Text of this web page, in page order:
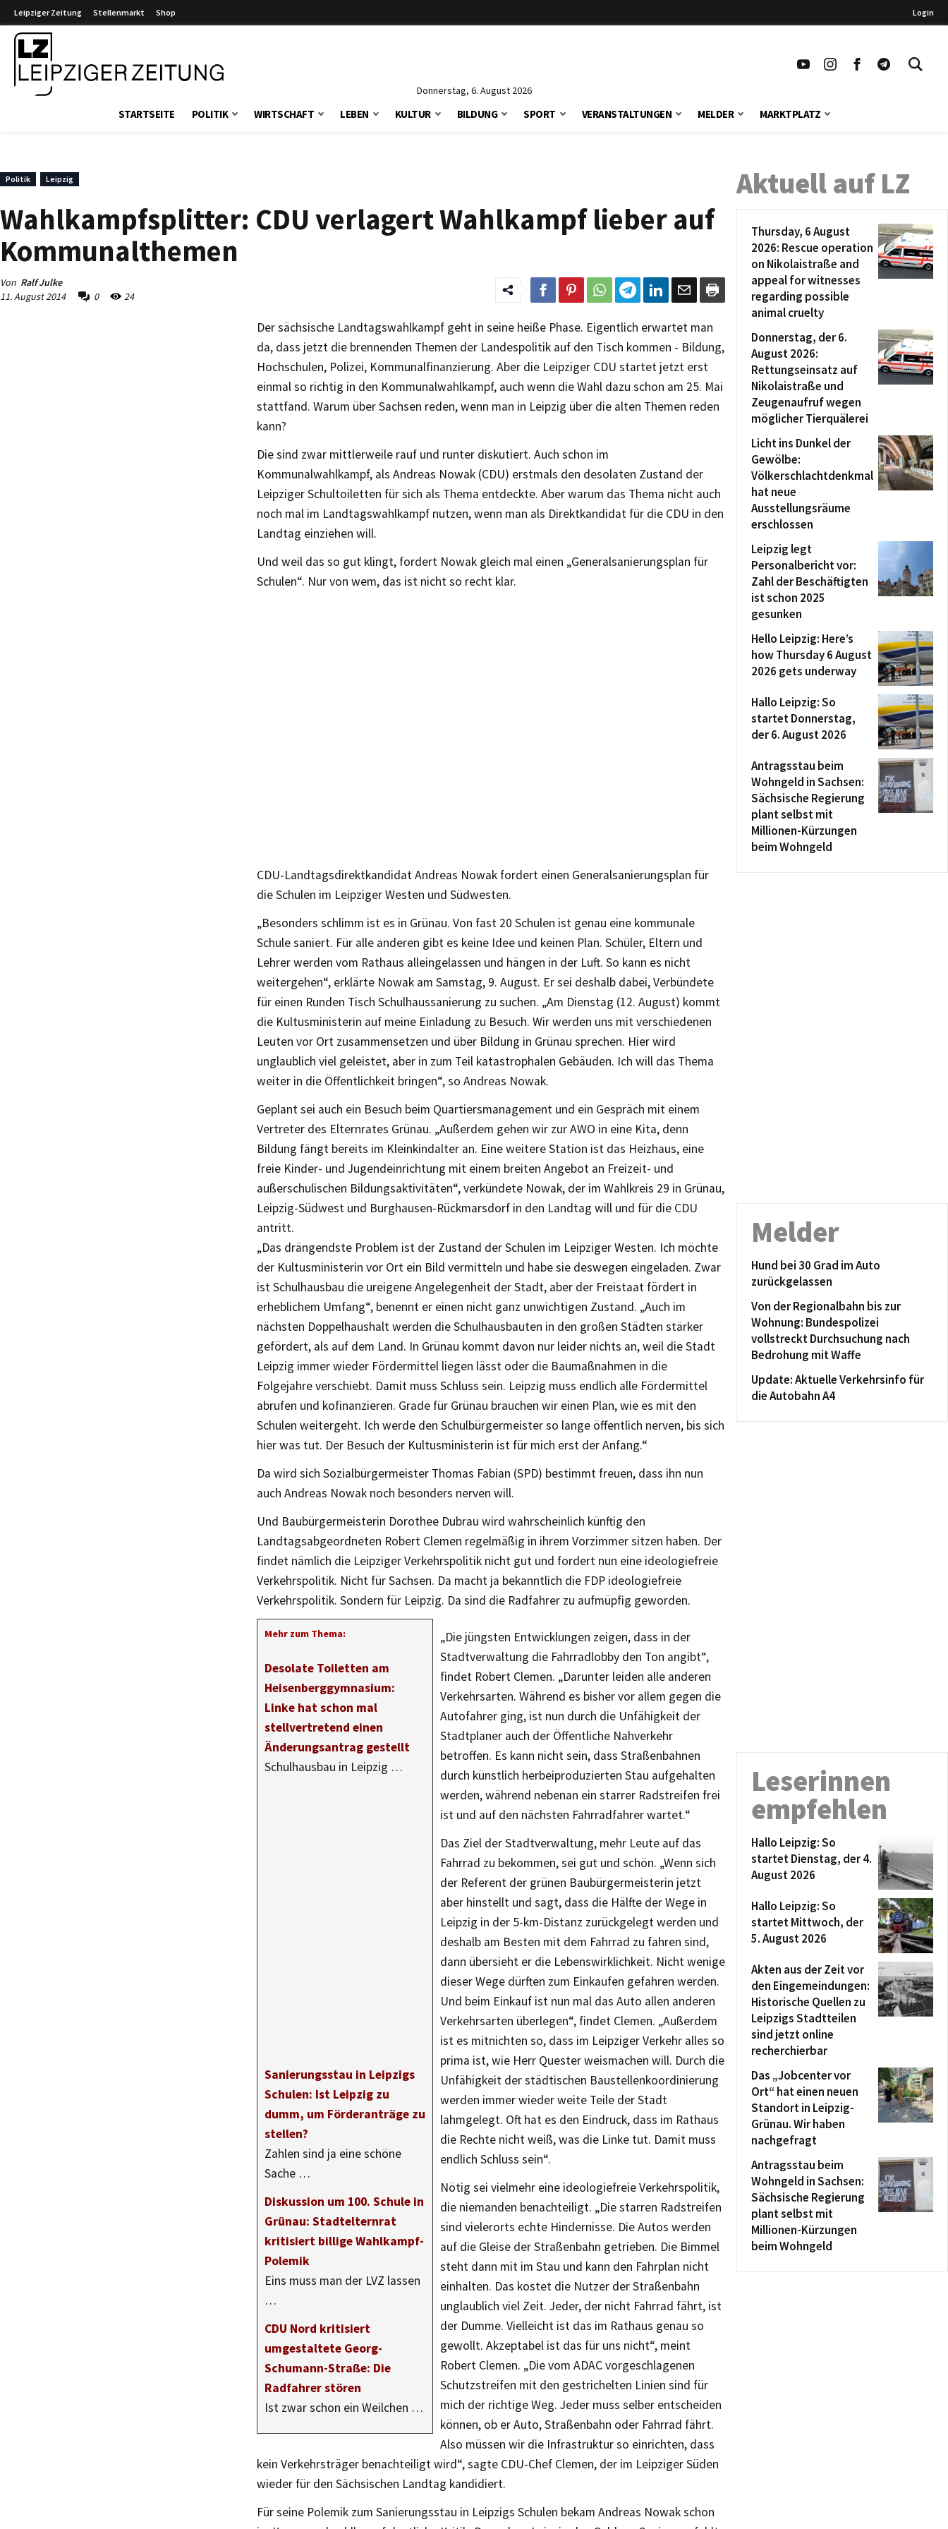
Leipziger Zeitung Stellenmarkt Shop Login
Donnerstag, 6. August 2026
STARTSEITE POLITIK WIRTSCHAFT LEBEN KULTUR BILDUNG SPORT VERANSTALTUNGEN MELDER MARKTPLATZ
Politik Leipzig
Wahlkampfsplitter: CDU verlagert Wahlkampf lieber auf
Kommunalthemen
Von Ralf Julke
11. August 2014
0 24
Der sächsische Landtagswahlkampf geht in seine heiße Phase. Eigentlich erwartet man
da, dass jetzt die brennenden Themen der Landespolitik auf den Tisch kommen - Bildung,
Hochschulen, Polizei, Kommunalfinanzierung. Aber die Leipziger CDU startet jetzt erst
einmal so richtig in den Kommunalwahlkampf, auch wenn die Wahl dazu schon am 25. Mai
stattfand. Warum über Sachsen reden, wenn man in Leipzig über die alten Themen reden
kann?
Die sind zwar mittlerweile rauf und runter diskutiert. Auch schon im
Kommunalwahlkampf, als Andreas Nowak (CDU) erstmals den desolaten Zustand der
Leipziger Schultoiletten für sich als Thema entdeckte. Aber warum das Thema nicht auch
noch mal im Landtagswahlkampf nutzen, wenn man als Direktkandidat für die CDU in den
Landtag einziehen will.
Und weil das so gut klingt, fordert Nowak gleich mal einen „Generalsanierungsplan für
Schulen“. Nur von wem, das ist nicht so recht klar.
CDU-Landtagsdirektkandidat Andreas Nowak fordert einen Generalsanierungsplan für
die Schulen im Leipziger Westen und Südwesten.
„Besonders schlimm ist es in Grünau. Von fast 20 Schulen ist genau eine kommunale
Schule saniert. Für alle anderen gibt es keine Idee und keinen Plan. Schüler, Eltern und
Lehrer werden vom Rathaus alleingelassen und hängen in der Luft. So kann es nicht
weitergehen“, erklärte Nowak am Samstag, 9. August. Er sei deshalb dabei, Verbündete
für einen Runden Tisch Schulhaussanierung zu suchen. „Am Dienstag (12. August) kommt
die Kultusministerin auf meine Einladung zu Besuch. Wir werden uns mit verschiedenen
Leuten vor Ort zusammensetzen und über Bildung in Grünau sprechen. Hier wird
unglaublich viel geleistet, aber in zum Teil katastrophalen Gebäuden. Ich will das Thema
weiter in die Öffentlichkeit bringen“, so Andreas Nowak.
Geplant sei auch ein Besuch beim Quartiersmanagement und ein Gespräch mit einem
Vertreter des Elternrates Grünau. „Außerdem gehen wir zur AWO in eine Kita, denn
Bildung fängt bereits im Kleinkindalter an. Eine weitere Station ist das Heizhaus, eine
freie Kinder- und Jugendeinrichtung mit einem breiten Angebot an Freizeit- und
außerschulischen Bildungsaktivitäten“, verkündete Nowak, der im Wahlkreis 29 in Grünau,
Leipzig-Südwest und Burghausen-Rückmarsdorf in den Landtag will und für die CDU
antritt.
„Das drängendste Problem ist der Zustand der Schulen im Leipziger Westen. Ich möchte
der Kultusministerin vor Ort ein Bild vermitteln und habe sie deswegen eingeladen. Zwar
ist Schulhausbau die ureigene Angelegenheit der Stadt, aber der Freistaat fördert in
erheblichem Umfang“, benennt er einen nicht ganz unwichtigen Zustand. „Auch im
nächsten Doppelhaushalt werden die Schulhausbauten in den großen Städten stärker
gefördert, als auf dem Land. In Grünau kommt davon nur leider nichts an, weil die Stadt
Leipzig immer wieder Fördermittel liegen lässt oder die Baumaßnahmen in die
Folgejahre verschiebt. Damit muss Schluss sein. Leipzig muss endlich alle Fördermittel
abrufen und kofinanzieren. Grade für Grünau brauchen wir einen Plan, wie es mit den
Schulen weitergeht. Ich werde den Schulbürgermeister so lange öffentlich nerven, bis sich
hier was tut. Der Besuch der Kultusministerin ist für mich erst der Anfang.“
Da wird sich Sozialbürgermeister Thomas Fabian (SPD) bestimmt freuen, dass ihn nun
auch Andreas Nowak noch besonders nerven will.
Und Baubürgermeisterin Dorothee Dubrau wird wahrscheinlich künftig den
Landtagsabgeordneten Robert Clemen regelmäßig in ihrem Vorzimmer sitzen haben. Der
findet nämlich die Leipziger Verkehrspolitik nicht gut und fordert nun eine ideologiefreie
Verkehrspolitik. Nicht für Sachsen. Da macht ja bekanntlich die FDP ideologiefreie
Verkehrspolitik. Sondern für Leipzig. Da sind die Radfahrer zu aufmüpfig geworden.
Mehr zum Thema:
Desolate Toiletten am
Heisenberggymnasium:
Linke hat schon mal
stellvertretend einen
Änderungsantrag gestellt
Schulhausbau in Leipzig …
Sanierungsstau in Leipzigs
Schulen: Ist Leipzig zu
dumm, um Förderanträge zu
stellen?
Zahlen sind ja eine schöne
Sache …
Diskussion um 100. Schule in
Grünau: Stadtelternrat
kritisiert billige Wahlkampf-
Polemik
Eins muss man der LVZ lassen
…
CDU Nord kritisiert
umgestaltete Georg-
Schumann-Straße: Die
Radfahrer stören
Ist zwar schon ein Weilchen …
„Die jüngsten Entwicklungen zeigen, dass in der
Stadtverwaltung die Fahrradlobby den Ton angibt“,
findet Robert Clemen. „Darunter leiden alle anderen
Verkehrsarten. Während es bisher vor allem gegen die
Autofahrer ging, ist nun durch die Unfähigkeit der
Stadtplaner auch der Öffentliche Nahverkehr
betroffen. Es kann nicht sein, dass Straßenbahnen
durch künstlich herbeiproduzierten Stau aufgehalten
werden, während nebenan ein starrer Radstreifen frei
ist und auf den nächsten Fahrradfahrer wartet.“
Das Ziel der Stadtverwaltung, mehr Leute auf das
Fahrrad zu bekommen, sei gut und schön. „Wenn sich
der Referent der grünen Baubürgermeisterin jetzt
aber hinstellt und sagt, dass die Hälfte der Wege in
Leipzig in der 5-km-Distanz zurückgelegt werden und
deshalb am Besten mit dem Fahrrad zu fahren sind,
dann übersieht er die Lebenswirklichkeit. Nicht wenige
dieser Wege dürften zum Einkaufen gefahren werden.
Und beim Einkauf ist nun mal das Auto allen anderen
Verkehrsarten überlegen“, findet Clemen. „Außerdem
ist es mitnichten so, dass im Leipziger Verkehr alles so
prima ist, wie Herr Quester weismachen will. Durch die
Unfähigkeit der städtischen Baustellenkoordinierung
werden immer wieder weite Teile der Stadt
lahmgelegt. Oft hat es den Eindruck, dass im Rathaus
die Rechte nicht weiß, was die Linke tut. Damit muss
endlich Schluss sein“.
Nötig sei vielmehr eine ideologiefreie Verkehrspolitik,
die niemanden benachteiligt. „Die starren Radstreifen
sind vielerorts echte Hindernisse. Die Autos werden
auf die Gleise der Straßenbahn getrieben. Die Bimmel
steht dann mit im Stau und kann den Fahrplan nicht
einhalten. Das kostet die Nutzer der Straßenbahn
unglaublich viel Zeit. Jeder, der nicht Fahrrad fährt, ist
der Dumme. Vielleicht ist das im Rathaus genau so
gewollt. Akzeptabel ist das für uns nicht“, meint
Robert Clemen. „Die vom ADAC vorgeschlagenen
Schutzstreifen mit den gestrichelten Linien sind für
mich der richtige Weg. Jeder muss selber entscheiden
können, ob er Auto, Straßenbahn oder Fahrrad fährt.
Also müssen wir die Infrastruktur so einrichten, dass
kein Verkehrsträger benachteiligt wird“, sagte CDU-Chef Clemen, der im Leipziger Süden
wieder für den Sächsischen Landtag kandidiert.
Für seine Polemik zum Sanierungsstau in Leipzigs Schulen bekam Andreas Nowak schon
Aktuell auf LZ
Thursday, 6 August
2026: Rescue operation
on Nikolaistraße and
appeal for witnesses
regarding possible
animal cruelty
Donnerstag, der 6.
August 2026:
Rettungseinsatz auf
Nikolaistraße und
Zeugenaufruf wegen
möglicher Tierquälerei
Licht ins Dunkel der
Gewölbe:
Völkerschlachtdenkmal
hat neue
Ausstellungsräume
erschlossen
Leipzig legt
Personalbericht vor:
Zahl der Beschäftigten
ist schon 2025
gesunken
Hello Leipzig: Here’s
how Thursday 6 August
2026 gets underway
Hallo Leipzig: So
startet Donnerstag,
der 6. August 2026
Antragsstau beim
Wohngeld in Sachsen:
Sächsische Regierung
plant selbst mit
Millionen-Kürzungen
beim Wohngeld
Melder
Hund bei 30 Grad im Auto
zurückgelassen
Von der Regionalbahn bis zur
Wohnung: Bundespolizei
vollstreckt Durchsuchung nach
Bedrohung mit Waffe
Update: Aktuelle Verkehrsinfo für
die Autobahn A4
Leserinnen
empfehlen
Hallo Leipzig: So
startet Dienstag, der 4.
August 2026
Hallo Leipzig: So
startet Mittwoch, der
5. August 2026
Akten aus der Zeit vor
den Eingemeindungen:
Historische Quellen zu
Leipzigs Stadtteilen
sind jetzt online
recherchierbar
Das „Jobcenter vor
Ort“ hat einen neuen
Standort in Leipzig-
Grünau. Wir haben
nachgefragt
Antragsstau beim
Wohngeld in Sachsen:
Sächsische Regierung
plant selbst mit
Millionen-Kürzungen
beim Wohngeld